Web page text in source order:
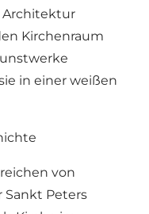
Architektur
Kirchenraum
in einer weißen
von
Peters